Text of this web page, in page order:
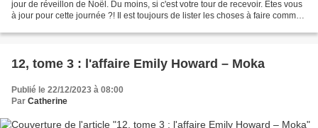
jour de réveillon de Noël. Du moins, si c'est votre tour de recevoir. Êtes vous
à jour pour cette journée ?! Il est toujours de lister les choses à faire comme :
12, tome 3 : l'affaire Emily Howard – Moka
Publié le 22/12/2023 à 08:00
Par Catherine